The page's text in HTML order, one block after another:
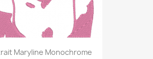
Maryline Monochrome